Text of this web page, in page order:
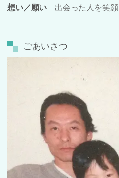
想い／願い 出会った人を笑
ごあいさつ